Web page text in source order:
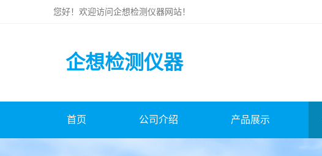
您好！欢迎访问企想检测仪器网站！
企想检测仪器
首页 公司介绍 产品展示